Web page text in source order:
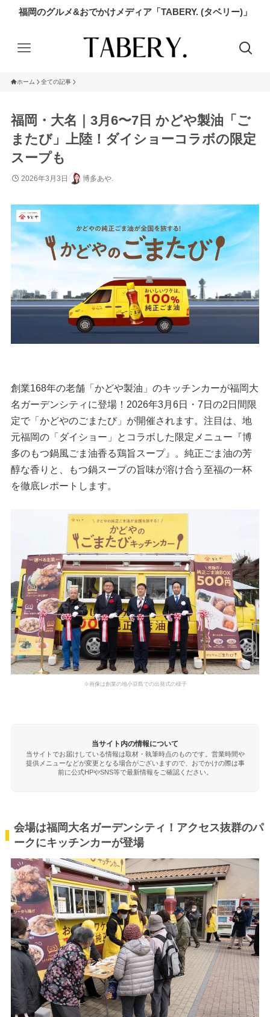
福岡のグルメ&おでかけメディア「TABERY. (タベリー)」
ホーム 全ての記事
福岡・大名｜3月6〜7日 かどや製油「ご
またび」上陸！ダイショーコラボの限定
スープも
2026年3月3日 博多あや.
創業168年の老舗「かどや製油」のキッチンカーが福岡大
名ガーデンシティに登場！2026年3月6日・7日の2日間限
定で「かどやのごまたび」が開催されます。注目は、地
元福岡の「ダイショー」とコラボした限定メニュー『博
多のもつ鍋風ごま油香る鶏旨スープ』。純正ごま油の芳
醇な香りと、もつ鍋スープの旨味が溶け合う至福の一杯
を徹底レポートします。
※画像は創業の地小豆島での出発式の様子
当サイト内の情報について
当サイトでお届けしている情報は取材・執筆時点のものです。営業時間や
提供メニューなどが変更となる場合がございますので、おでかけの際は事
前に公式HPやSNS等で最新情報をご確認ください。
会場は福岡大名ガーデンシティ！アクセス抜群のパ
ークにキッチンカーが登場